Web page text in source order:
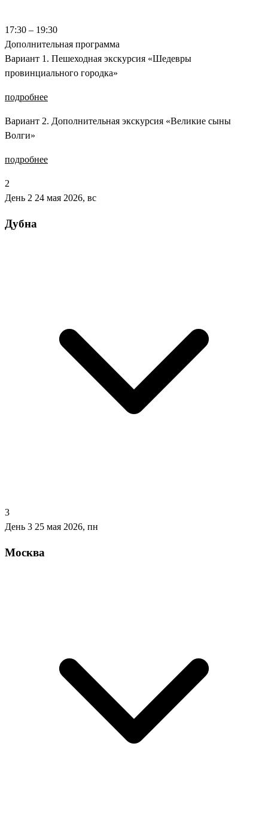
17:30 – 19:30
Дополнительная программа
Вариант 1. Пешеходная экскурсия «Шедевры
провинциального городка»
подробнее
Вариант 2. Дополнительная экскурсия «Великие сыны
Волги»
подробнее
2
День 2 24 мая 2026, вс
Дубна
3
День 3 25 мая 2026, пн
Москва